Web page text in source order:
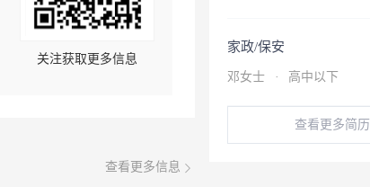
关注获取更多信息
查看更多信息
家政/保安
邓女士 · 高中以下
查看更多简历